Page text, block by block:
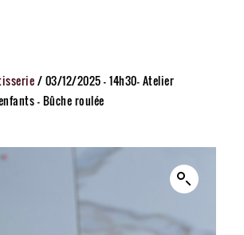
/ 03/12/2025 – 14h30– Atelier
– Bûche roulée